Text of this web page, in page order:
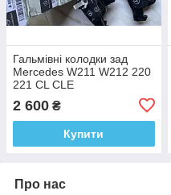
Гальмівні колодки зад
Mercedes W211 W212 220
221 CL CLE
2 600 ₴
Купити
Про нас